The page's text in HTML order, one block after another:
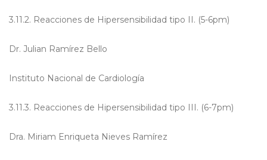
3.11.2. Reacciones de Hipersensibilidad tipo II. (5-6pm)
Dr. Julian Ramírez Bello
Instituto Nacional de Cardiología
3.11.3. Reacciones de Hipersensibilidad tipo III. (6-7pm)
Dra. Miriam Enriqueta Nieves Ramírez